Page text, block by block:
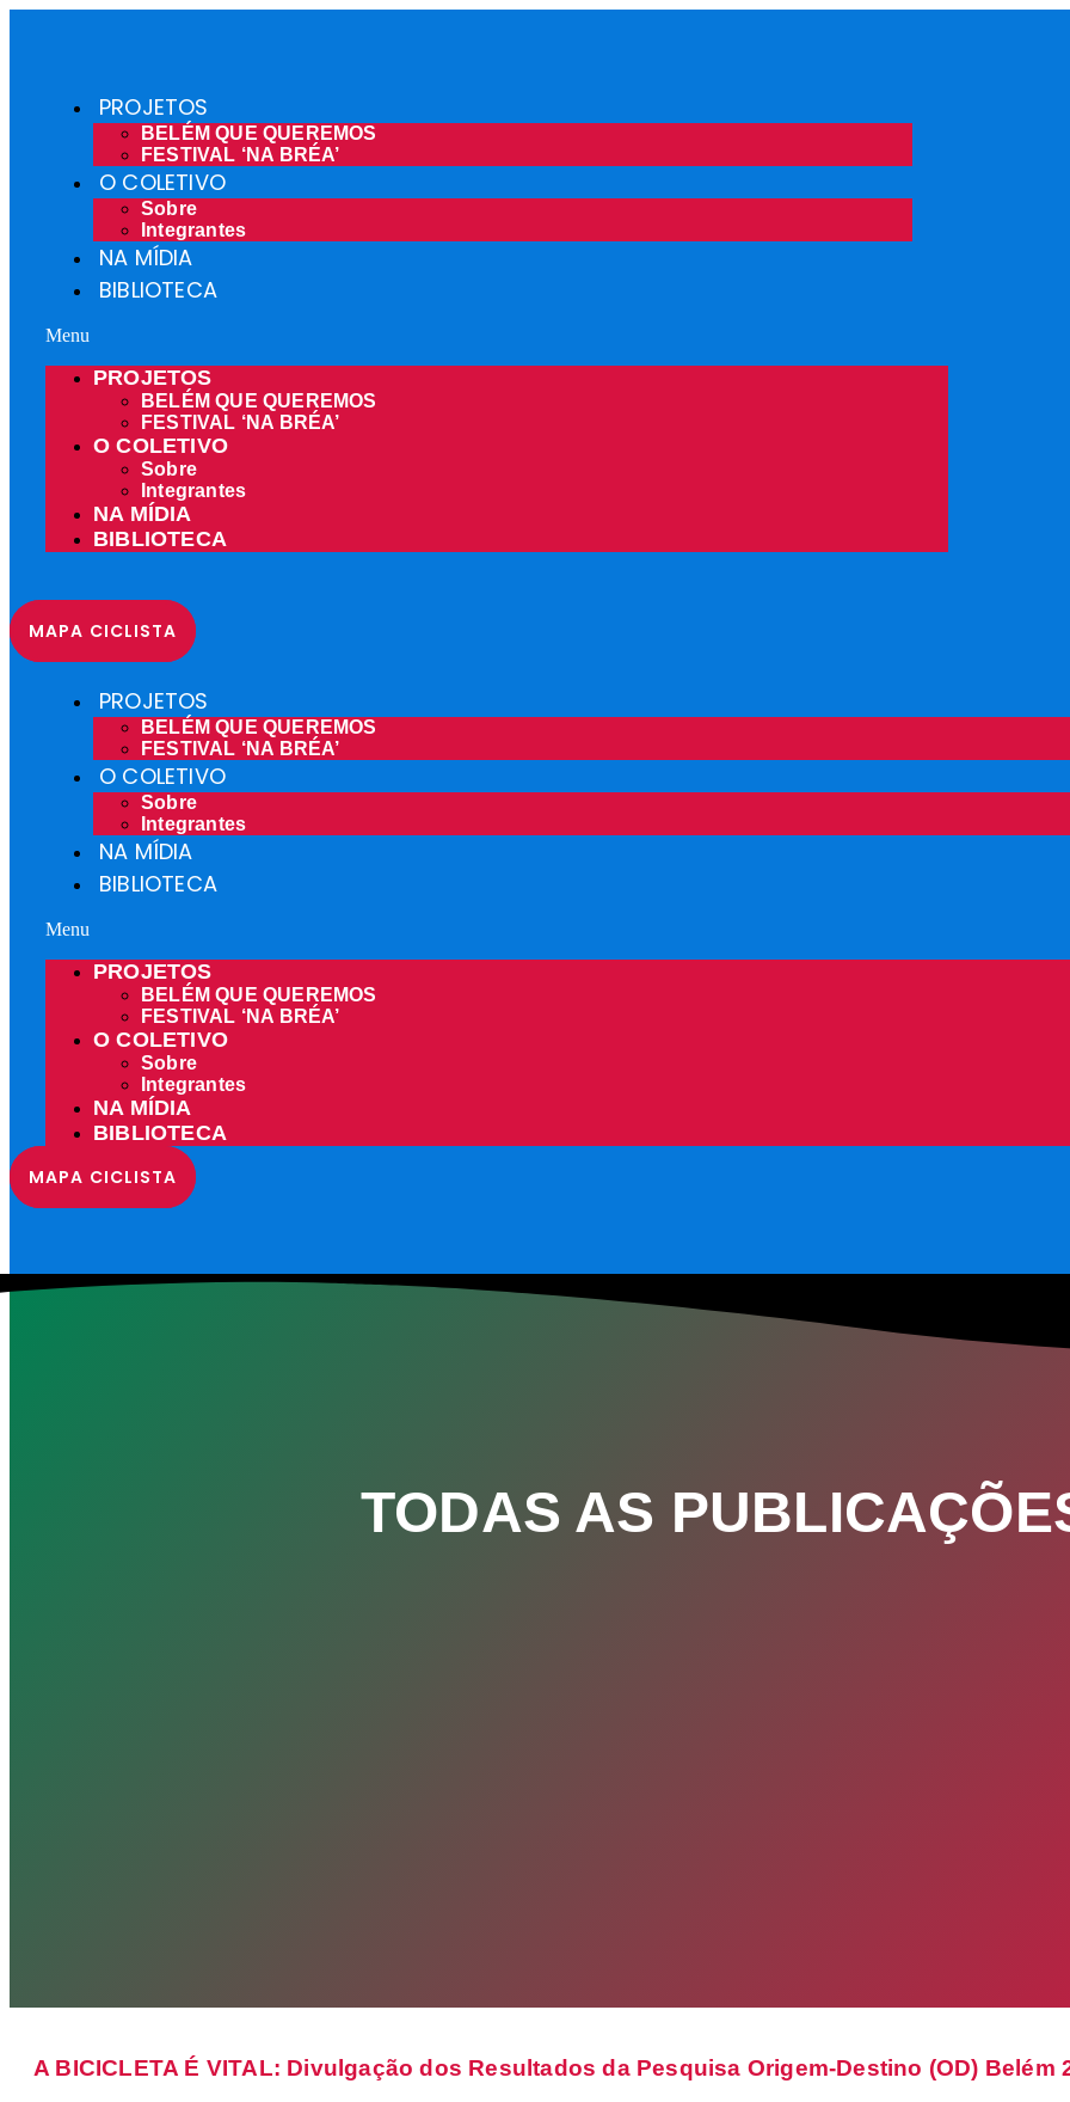
PROJETOS
BELÉM QUE QUEREMOS
FESTIVAL ‘NA BRÉA’
O COLETIVO
Sobre
Integrantes
NA MÍDIA
BIBLIOTECA
Menu
PROJETOS
BELÉM QUE QUEREMOS
FESTIVAL ‘NA BRÉA’
O COLETIVO
Sobre
Integrantes
NA MÍDIA
BIBLIOTECA
MAPA CICLISTA
PROJETOS
BELÉM QUE QUEREMOS
FESTIVAL ‘NA BRÉA’
O COLETIVO
Sobre
Integrantes
NA MÍDIA
BIBLIOTECA
Menu
PROJETOS
BELÉM QUE QUEREMOS
FESTIVAL ‘NA BRÉA’
O COLETIVO
Sobre
Integrantes
NA MÍDIA
BIBLIOTECA
MAPA CICLISTA
TODAS AS
A BICICLETA É VITAL: Divulgação dos Resultados da Pesquisa Origem-Destino (OD) Belém